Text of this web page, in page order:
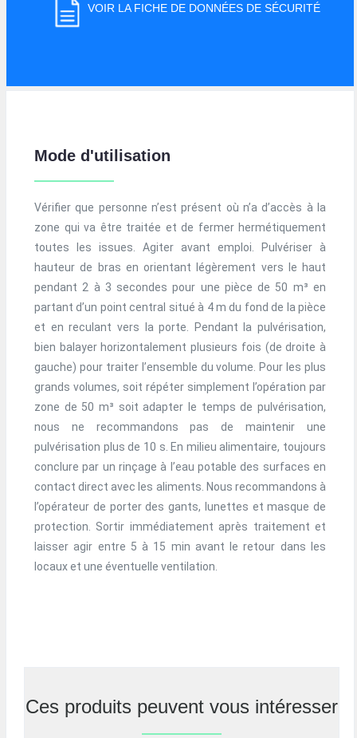
VOIR LA FICHE DE DONNÉES DE SÉCURITÉ
Mode d'utilisation
Vérifier que personne n’est présent où n’a d’accès à la
zone qui va être traitée et de fermer hermétiquement
toutes les issues. Agiter avant emploi. Pulvériser à
hauteur de bras en orientant légèrement vers le haut
pendant 2 à 3 secondes pour une pièce de 50 m³ en
partant d’un point central situé à 4 m du fond de la pièce
et en reculant vers la porte. Pendant la pulvérisation,
bien balayer horizontalement plusieurs fois (de droite à
gauche) pour traiter l’ensemble du volume. Pour les plus
grands volumes, soit répéter simplement l’opération par
zone de 50 m³ soit adapter le temps de pulvérisation,
nous ne recommandons pas de maintenir une
pulvérisation plus de 10 s. En milieu alimentaire, toujours
conclure par un rinçage à l’eau potable des surfaces en
contact direct avec les aliments. Nous recommandons à
l’opérateur de porter des gants, lunettes et masque de
protection. Sortir immédiatement après traitement et
laisser agir entre 5 à 15 min avant le retour dans les
locaux et une éventuelle ventilation.
Ces produits peuvent vous intéresser